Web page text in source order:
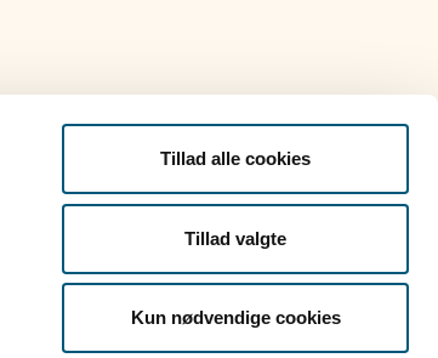
Tillad alle cookies
Tillad valgte
Kun nødvendige cookies